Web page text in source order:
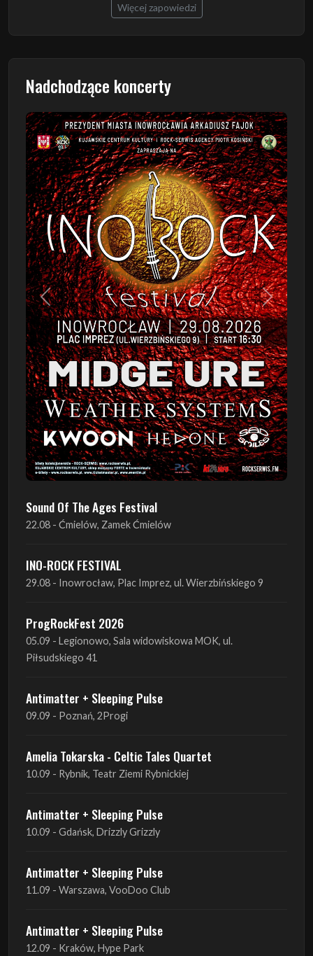
Więcej zapowiedzi
Nadchodzące koncerty
Poprzedni Następny
Sound Of The Ages Festival
22.08 - Ćmielów, Zamek Ćmielów
INO-ROCK FESTIVAL
29.08 - Inowrocław, Plac Imprez, ul. Wierzbińskiego 9
ProgRockFest 2026
05.09 - Legionowo, Sala widowiskowa MOK, ul.
Piłsudskiego 41
Antimatter + Sleeping Pulse
09.09 - Poznań, 2Progi
Amelia Tokarska - Celtic Tales Quartet
10.09 - Rybnik, Teatr Ziemi Rybnickiej
Antimatter + Sleeping Pulse
10.09 - Gdańsk, Drizzly Grizzly
Antimatter + Sleeping Pulse
11.09 - Warszawa, VooDoo Club
Antimatter + Sleeping Pulse
12.09 - Kraków, Hype Park